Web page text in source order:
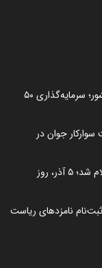
یزد در مسیر تبدیل‌شدن به قطب گردشگری اسب کشور؛ سرمایه‌گذاری ۵۰
جوان در
زمان رونمایی از رئیس جدید فدراسیون سوارکاری اعلام شد؛ ۵ آذر، روز
ثبت‌نام نامزدهای ریاست